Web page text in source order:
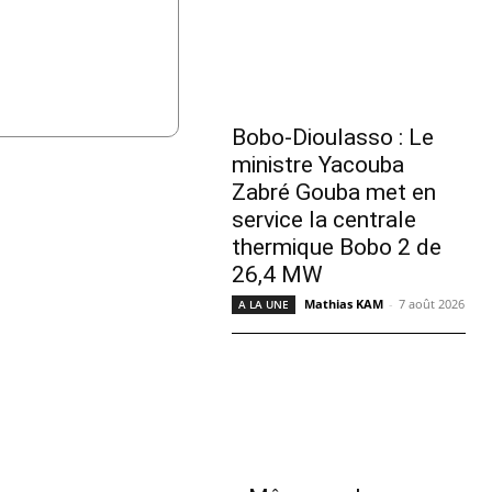
Bobo-Dioulasso : Le
ministre Yacouba
Zabré Gouba met en
service la centrale
thermique Bobo 2 de
26,4 MW
A LA UNE Mathias KAM - 7 août 2026